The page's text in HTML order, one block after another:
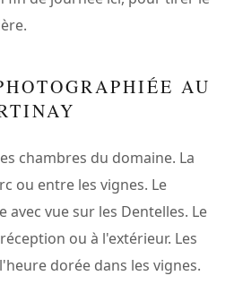
AU
chambres du domaine. La
ou entre les vignes. Le
avec vue sur les Dentelles. Le
ou à l'extérieur. Les
dorée dans les vignes.